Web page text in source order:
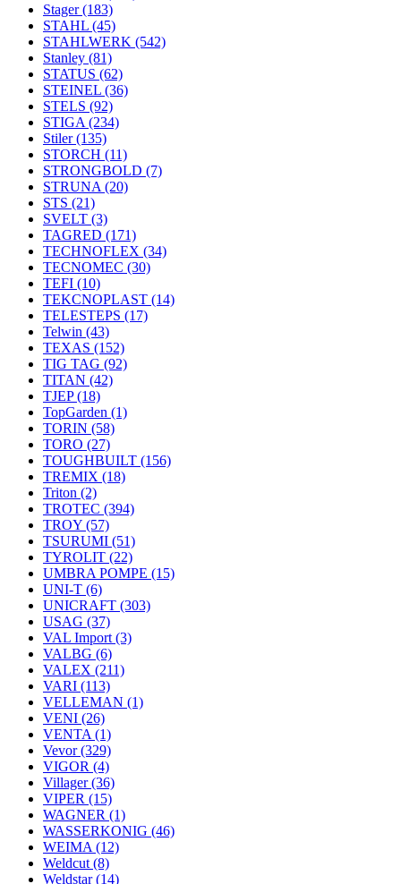
Stager(183)
STAHL (45)
STAHLWERK (542)
Stanley (81)
STATUS (62)
STEINEL (36)
STELS (92)
STIGA (234)
Stiler(135)
STORCH (11)
STRONGBOLD (7)
STRUNA (20)
STS (21)
SVELT (3)
TAGRED (171)
TECHNOFLEX (34)
TECNOMEC (30)
TEFI (10)
TEKCNOPLAST (14)
TELESTEPS (17)
Telwin (43)
TEXAS (152)
TIG TAG (92)
TITAN (42)
TJEP(18)
TopGarden (1)
TORIN (58)
TORO (27)
TOUGHBUILT (156)
TREMIX (18)
Triton (2)
TROTEC (394)
TROY (57)
TSURUMI (51)
TYROLIT (22)
UMBRA POMPE (15)
UNI-T (6)
UNICRAFT (303)
USAG (37)
VAL Import (3)
VALBG (6)
VALEX (211)
VARI (113)
VELLEMAN (1)
VENI (26)
VENTA (1)
Vevor(329)
VIGOR (4)
Villager(36)
VIPER (15)
WAGNER (1)
WASSERKONIG (46)
WEIMA (12)
Weldcut (8)
Weldstar(14)